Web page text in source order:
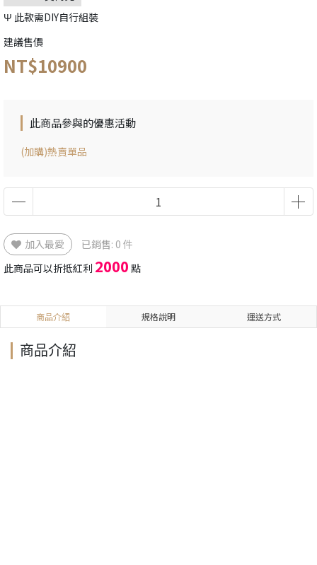
Ψ 此款需DIY自行組裝
建議售價
NT$10900
此商品參與的優惠活動
(加購)熱賣單品
加入最愛
已銷售: 0 件
此商品可以折抵紅利 2000 點
商品介紹 規格說明 運送方式
商品介紹